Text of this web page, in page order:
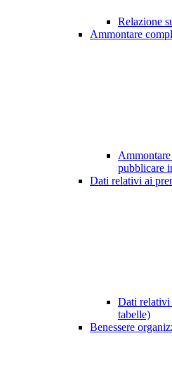
Relazione
Ammontare
pubblicare
Dati relativi ai
Dati relativi
tabelle)
Benessere